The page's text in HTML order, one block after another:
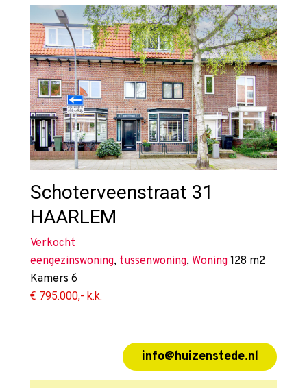
Schoterveenstraat 31
HAARLEM
Verkocht
eengezinswoning, tussenwoning, Woning 128 m2
Kamers 6
€ 795.000,- k.k.
info@huizenstede.nl